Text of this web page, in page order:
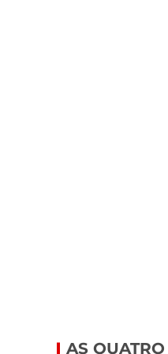
AS